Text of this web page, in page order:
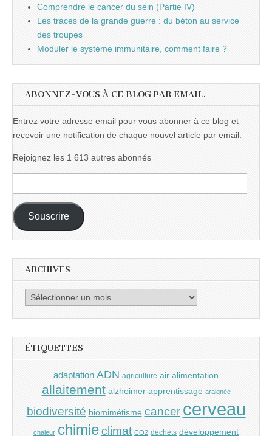
Comprendre le cancer du sein (Partie IV)
Les traces de la grande guerre : du béton au service
des troupes
Moduler le système immunitaire, comment faire ?
ABONNEZ-VOUS À CE BLOG PAR EMAIL.
Entrez votre adresse email pour vous abonner à ce blog et
recevoir une notification de chaque nouvel article par email.
Rejoignez les 1 613 autres abonnés
e-
mail :
Souscrire
ARCHIVES
Archives
ÉTIQUETTES
adaptation ADN agriculture air alimentation
allaitement alzheimer apprentissage araignée
biodiversité biomimétisme cancer cerveau
chaleur chimieclimat CO2 déchets développement